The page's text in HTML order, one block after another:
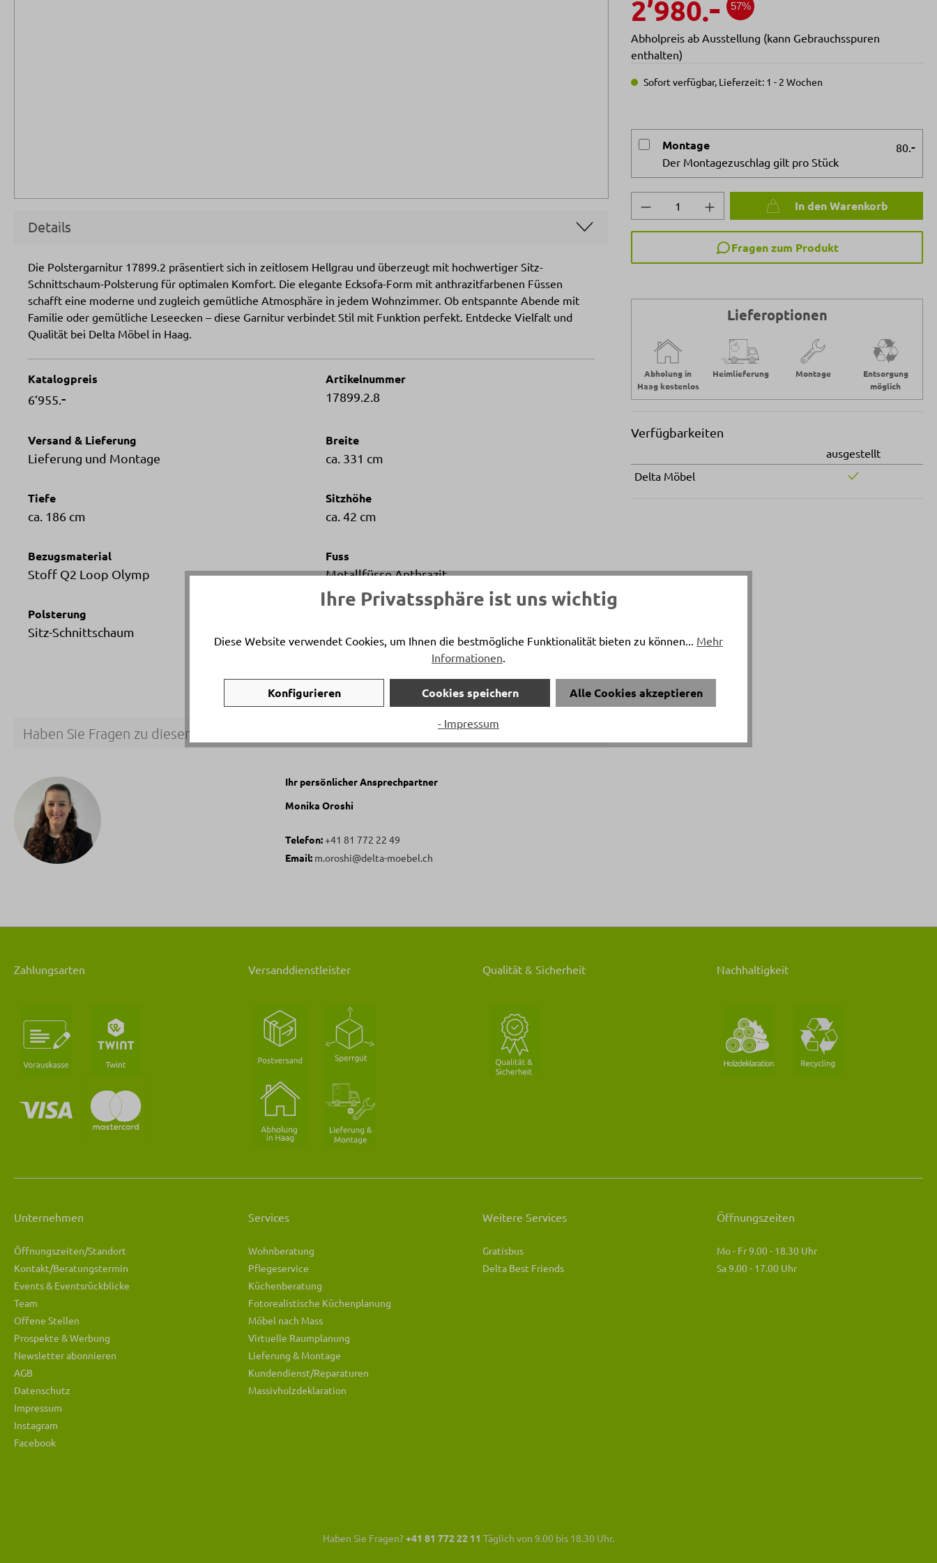
2’980. 57%
Abholpreis ab Ausstellung (kann Gebrauchsspuren
enthalten)
Sofort verfügbar, Lieferzeit: 1 - 2 Wochen
Montage
Der Montagezuschlag gilt pro Stück
80.-
Produkt Anzahl: Gib denIn den Warenkorb
Fragen zum Produkt
Lieferoptionen
Abholung in
Haag kostenlos
Heimlieferung Montage
Entsorgung
möglich
Verfügbarkeiten
ausgestellt
Delta Möbel
Details
Die Polstergarnitur 17899.2 präsentiert sich in zeitlosem Hellgrau und überzeugt mit hochwertiger Sitz-
Schnittschaum-Polsterung für optimalen Komfort. Die elegante Ecksofa-Form mit anthrazitfarbenen Füssen
schafft eine moderne und zugleich gemütliche Atmosphäre in jedem Wohnzimmer. Ob entspannte Abende mit
Familie oder gemütliche Leseecken – diese Garnitur verbindet Stil mit Funktion perfekt. Entdecke Vielfalt und
Qualität bei Delta Möbel in Haag.
Katalogpreis
6’955.-
Artikelnummer
17899.2.8
Versand & Lieferung
Lieferung und Montage
Breite
ca. 331 cm
Tiefe
ca. 186 cm
Sitzhöhe
ca. 42 cm
Bezugsmaterial
Stoff Q2 Loop Olymp
Fuss
Metallfüsse Anthrazit
Polsterung
Sitz-Schnittschaum
Haben Sie Fragen zu diesem Produkt?
Ihr persönlicher Ansprechpartner
Monika Oroshi
Telefon:+41 81 772 22 49
Email: m.oroshi@delta-moebel.ch
Zahlungsarten Versanddienstleister Qualität & Sicherheit Nachhaltigkeit
Unternehmen
Öffnungszeiten/Standort
Kontakt/Beratungstermin
Events & Eventsrückblicke
Team
Offene Stellen
Prospekte & Werbung
Newsletter abonnieren
AGB
Datenschutz
Impressum
Instagram
Facebook
Services
Wohnberatung
Pflegeservice
Küchenberatung
Fotorealistische Küchenplanung
Möbel nach Mass
Virtuelle Raumplanung
Lieferung & Montage
Kundendienst/Reparaturen
Massivholzdeklaration
Weitere Services
Gratisbus
Delta Best Friends
Öffnungszeiten
Mo - Fr 9.00 - 18.30 Uhr
Sa 9.00 - 17.00 Uhr
Haben Sie Fragen?+41 81 772 22 11 Täglich von 9.00 bis 18.30 Uhr.
Ihre Privatssphäre ist uns wichtig
Diese Website verwendet Cookies, um Ihnen die bestmögliche Funktionalität bieten zu können... Mehr
Informationen
Konfigurieren Cookies speichern Alle Cookies akzeptieren
- Impressum